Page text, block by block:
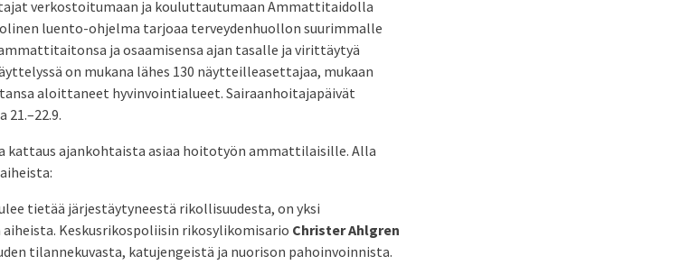
verkostoitumaan ja kouluttautumaan Ammattitaidolla
luento-ohjelma tarjoaa terveydenhuollon suurimmalle
ja osaamisensa ajan tasalle ja virittäytyä
on mukana lähes 130 näytteilleasettajaa, mukaan
aloittaneet hyvinvointialueet. Sairaanhoitajapäivät
21.–22.9.
kattaus ajankohtaista asiaa hoitotyön ammattilaisille. Alla
tietää järjestäytyneestä rikollisuudesta, on yksi
Keskusrikospoliisin rikosylikomisario Christer Ahlgren
tilannekuvasta, katujengeistä ja nuorison pahoinvoinnista.